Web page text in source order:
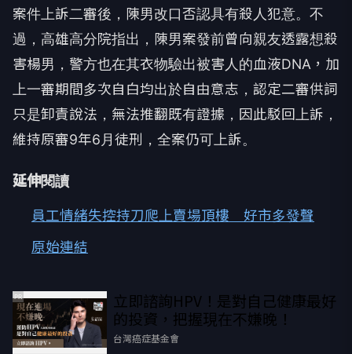
案件上訴二審後，陳男改口否認具有殺人犯意。不
過，高雄高分院指出，陳男案發前曾向親友透露想殺
害楊男，警方也在其衣物驗出被害人的血液DNA，加
上一審期間多次自白均出於自由意志，認定二審供詞
只是卸責說法，無法推翻既有證據，因此駁回上訴，
維持原審9年6月徒刑，全案仍可上訴。
延伸閱讀
員工情緒失控持刀爬上賣場頂樓 好市多發聲
原始連結
PR
立即諮詢HPV！是對自己健康最好
的投資，把握現在不嫌晚！
台灣癌症基金會